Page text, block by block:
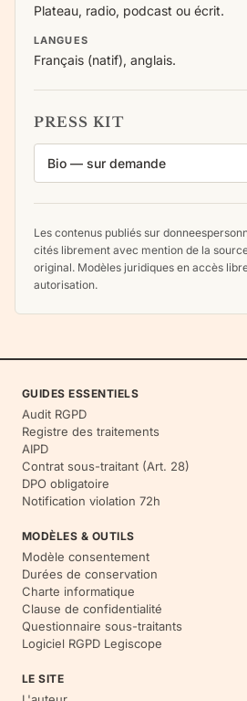
Plateau, radio, podcast ou écrit.
LANGUES
Français (natif), anglais.
PRESS KIT
Bio — sur demande
Les contenus publiés sur
cités librement avec mention de la
original. Modèles juridiques en accès
autorisation.
GUIDES ESSENTIELS
Audit RGPD
Registre des traitements
AIPD
Contrat sous-traitant (Art. 28)
DPO obligatoire
Notification violation 72h
MODÈLES & OUTILS
Modèle consentement
Durées de conservation
Charte informatique
Clause de confidentialité
Questionnaire sous-traitants
Logiciel RGPD Legiscope
LE SITE